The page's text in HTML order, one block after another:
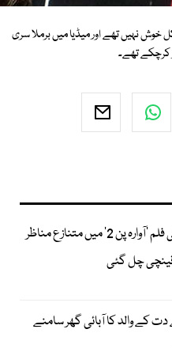
خوش نہیں تھے اور میڈیا میں برملا سری
کرچکے تھے۔
عمران ہاشمی کی فلم ’آوارہ پن 2‘ میں متنازع مناظر
قینچی چل گئی
کے والد کا آبائی گھر سامنے